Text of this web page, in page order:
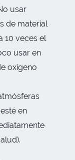
usar
de material
10 veces el
usar en
oxígeno
en